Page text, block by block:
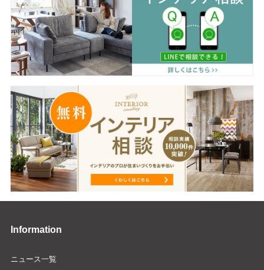
Information
ニュース一覧